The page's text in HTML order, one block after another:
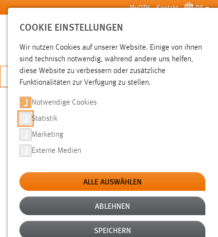
Zum Hauptinhalt springen MyOTH Kontakt DE
SUCHE
JETZT BEWERBEN
SUCHE
FILTER
Typ
Erstellungsdatum
Alter
COOKIE EINSTELLUNGEN
Wir nutzen Cookies auf unserer Website. Einige von ihnen
sind technisch notwendig, während andere uns helfen,
diese Website zu verbessern oder zusätzliche
Funktionalitäten zur Verfügung zu stellen.
Notwendige Cookies
Statistik
Marketing
Externe Medien
ALLE AUSWÄHLEN
ABLEHNEN
SPEICHERN